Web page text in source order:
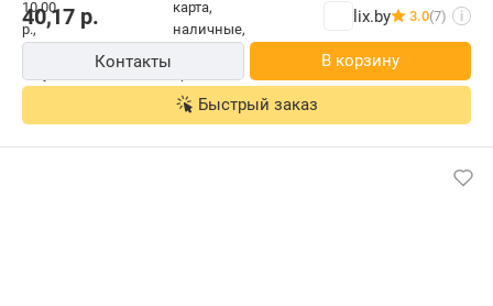
40,17 р. lix.by 3.0(7) i
Контакты В корзину
Быстрый заказ